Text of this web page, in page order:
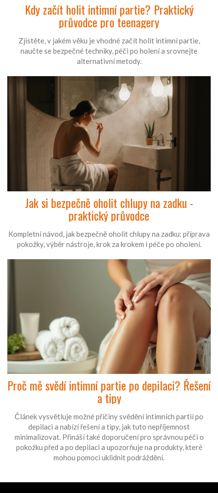
Kdy začít holit intimní partie? Praktický
průvodce pro teenagery
Zjistěte, v jakém věku je vhodné začít holit intimní partie,
naučte se bezpečné techniky, péči po holení a srovnejte
alternativní metody.
Jak si bezpečně oholit chlupy na zadku -
praktický průvodce
Kompletní návod, jak bezpečně oholit chlupy na zadku: příprava
pokožky, výběr nástroje, krok za krokem i péče po oholení.
Proč mě svědí intimní partie po depilaci? Řešení
a tipy
Článek vysvětluje možné příčiny svědění intimních partií po
depilaci a nabízí řešení a tipy, jak tuto nepříjemnost
minimalizovat. Přináší také doporučení pro správnou péči o
pokožku před a po depilaci a upozorňuje na produkty, které
mohou pomoci uklidnit podráždění.